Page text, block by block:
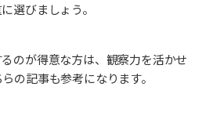
選びましょう。
のが得意な方は、観察力を活かせ
の記事も参考になります。